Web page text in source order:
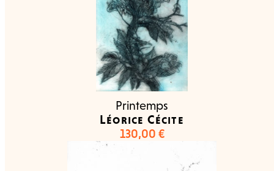
Printemps
Léorice Cécite
130,00 €